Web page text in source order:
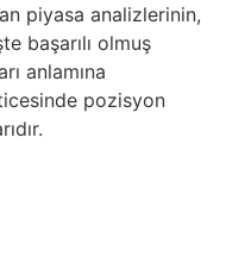
piyasa analizlerinin,
başarılı olmuş
anlamına
pozisyon